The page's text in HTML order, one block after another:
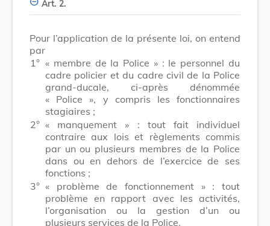
Art. 2.
Pour l’application de la présente loi, on entend
par
1° « membre de la Police » : le personnel du
cadre policier et du cadre civil de la Police
grand-ducale, ci-après dénommée
« Police », y compris les fonctionnaires
stagiaires ;
2° « manquement » : tout fait individuel
contraire aux lois et règlements commis
par un ou plusieurs membres de la Police
dans ou en dehors de l’exercice de ses
fonctions ;
3° « problème de fonctionnement » : tout
problème en rapport avec les activités,
l’organisation ou la gestion d’un ou
plusieurs services de la Police.